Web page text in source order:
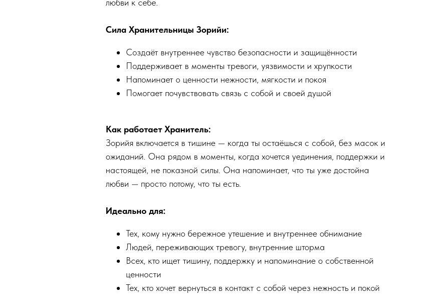
любви к себе.
Сила Хранительницы Зорийи:
Создаёт внутреннее чувство безопасности и защищённости
Поддерживает в моменты тревоги, уязвимости и хрупкости
Напоминает о ценности нежности, мягкости и покоя
Помогает почувствовать связь с собой и своей душой
Как работает Хранитель:
Зорийя включается в тишине — когда ты остаёшься с собой, без масок и
ожиданий. Она рядом в моменты, когда хочется уединения, поддержки и
настоящей, не показной силы. Она напоминает, что ты уже достойна
любви — просто потому, что ты есть.
Идеально для:
Тех, кому нужно бережное утешение и внутреннее обнимание
Людей, переживающих тревогу, внутренние шторма
Всех, кто ищет тишину, поддержку и напоминание о собственной
ценности
Тех, кто хочет вернуться в контакт с собой через нежность и покой